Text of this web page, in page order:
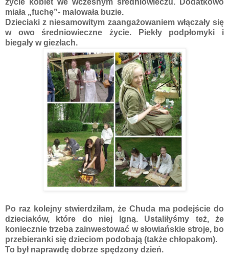
miała „fuchę”- malowała buzie.
Dzieciaki z niesamowitym zaangażowaniem włączały się
w owo średniowieczne życie. Piekły podpłomyki i
biegały w giezłach.
Po raz kolejny stwierdziłam, że Chuda ma podejście do
dzieciaków, które do niej lgną. Ustaliłyśmy też, że
koniecznie trzeba zainwestować w słowiańskie stroje, bo
przebieranki się dzieciom podobają (także chłopakom).
To był naprawdę dobrze spędzony dzień.